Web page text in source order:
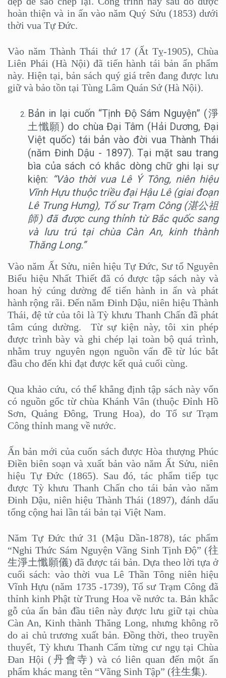
hoàn thiện và in ấn vào năm Quý Sửu (1853) dưới
thời vua Tự Đức.
Vào năm Thành Thái thứ 17 (Ất Tỵ-1905), Chùa
Liên Phái (Hà Nội) đã tiến hành tái bản ấn phẩm
này. Hiện tại, bản sách quý giá trên đang được lưu
giữ và bảo tồn tại Tùng Lâm Quán Sứ (Hà Nội).
Bản in lại cuốn “Tịnh Độ Sám Nguyện” (淨
土懺願) do chùa Đại Tâm (Hải Dương, Đại
Việt quốc) tái bản vào đời vua Thành Thái
(năm Đinh Dậu - 1897). Tại mặt sau trang
bìa của sách có khắc dòng chữ ghi lại sự
kiện: “Vào thời vua Lê Ý Tông, niên hiệu
Vĩnh Hựu thuộc triều đại Hậu Lê (giai đoạn
Lê Trung Hưng), Tổ sư Trạm Công (湛公祖
師) đã được cung thỉnh từ Bắc quốc sang
và lưu trú tại chùa Càn An, kinh thành
Thăng Long.”
Vào năm Ất Sửu, niên hiệu Tự Đức, Sư tổ Nguyên
Biểu hiệu Nhất Thiết đã có được tập sách này và
hoan hỷ cúng dường để tiến hành in ấn và phát
hành rộng rãi. Đến năm Đinh Dậu, niên hiệu Thành
Thái, đệ tử của tôi là Tỳ khưu Thanh Chấn đã phát
tâm cúng dường. Từ sự kiện này, tôi xin phép
được trình bày và ghi chép lại toàn bộ quá trình,
nhằm truy nguyên ngọn nguồn vấn đề từ lúc bắt
đầu cho đến khi đạt được kết quả cuối cùng.
Qua khảo cứu, có thể khẳng định tập sách này vốn
có nguồn gốc từ chùa Khánh Vân (thuộc Đỉnh Hồ
Sơn, Quảng Đông, Trung Hoa), do Tổ sư Trạm
Công thỉnh mang về nước.
Ấn bản mới của cuốn sách được Hòa thượng Phúc
Điền biên soạn và xuất bản vào năm Ất Sửu, niên
hiệu Tự Đức (1865). Sau đó, tác phẩm tiếp tục
được Tỳ khưu Thanh Chấn cho tái bản vào năm
Đinh Dậu, niên hiệu Thành Thái (1897), đánh dấu
tổng cộng hai lần tái bản tại Việt Nam.
Năm Tự Đức thứ 31 (Mậu Dần-1878), tác phẩm
“Nghi Thức Sám Nguyện Vãng Sinh Tịnh Độ” (往
生淨土懺願儀) đã được tái bản. Dựa theo lời tựa ở
cuối sách: vào thời vua Lê Thần Tông niên hiệu
Vĩnh Hựu (năm 1735 -1739), Tổ sư Trạm Công đã
thỉnh kinh Phật từ Trung Hoa về nước ta. Bản khắc
gỗ của ấn bản đầu tiên này được lưu giữ tại chùa
Càn An, Kinh thành Thăng Long, nhưng không rõ
do ai chủ trương xuất bản. Đồng thời, theo truyền
thuyết, Tỳ khưu Thanh Cẩm từng cư ngụ tại Chùa
Đan Hội (丹會寺) và có liên quan đến một ấn
phẩm khác mang tên “Vãng Sinh Tập” (往生集).